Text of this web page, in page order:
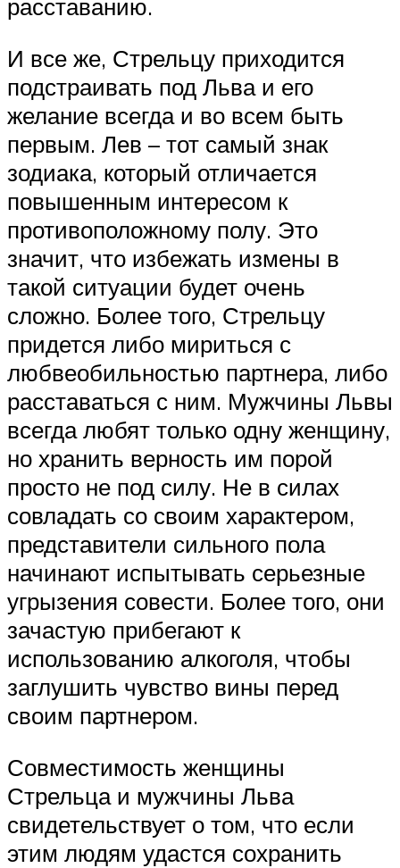
расставанию.
И все же, Стрельцу приходится
подстраивать под Льва и его
желание всегда и во всем быть
первым. Лев – тот самый знак
зодиака, который отличается
повышенным интересом к
противоположному полу. Это
значит, что избежать измены в
такой ситуации будет очень
сложно. Более того, Стрельцу
придется либо мириться с
любвеобильностью партнера, либо
расставаться с ним. Мужчины Львы
всегда любят только одну женщину,
но хранить верность им порой
просто не под силу. Не в силах
совладать со своим характером,
представители сильного пола
начинают испытывать серьезные
угрызения совести. Более того, они
зачастую прибегают к
использованию алкоголя, чтобы
заглушить чувство вины перед
своим партнером.
Совместимость женщины
Стрельца и мужчины Льва
свидетельствует о том, что если
этим людям удастся сохранить